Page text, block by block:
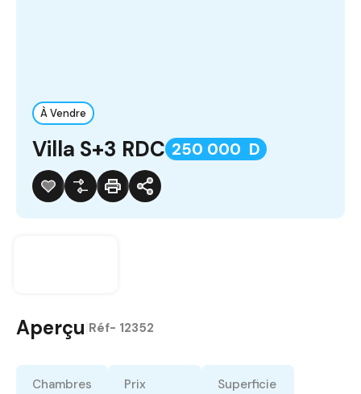
À Vendre
Villa S+3 RDC 250 000 D
Aperçu Réf- 12352
Chambres
Prix
Superficie